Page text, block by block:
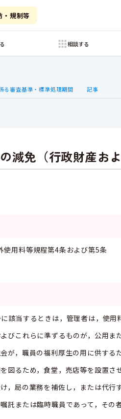
・規制等
相談する
る審査基準・標準処理期間 記事
減免（行政財産お
使用料等規程第4条および第5条
当するときは，管理者は，使用
びこれらに準ずるものが，公用ま
が，職員の福利厚生の用に供する
図るため，食堂，売店等を設置さ
，局の業務を補佐し，または代行
託または臨時職員であって，そ